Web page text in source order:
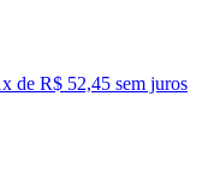
x de R$ 52,45 sem juros